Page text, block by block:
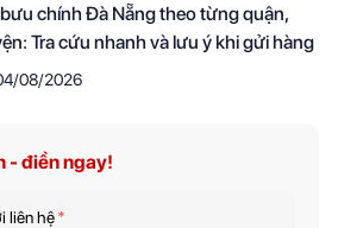
chính Đà Nẵng theo từng quận,
Tra cứu nhanh và lưu ý khi gửi hàng
08/2026
- điền ngay!
liên hệ*